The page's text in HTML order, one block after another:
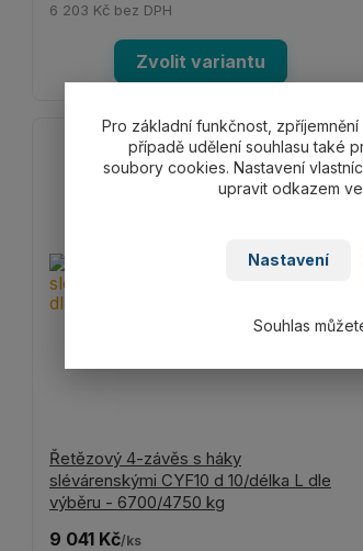
6 203 Kč bez DPH
Zvolit variantu
Řetězový 4-závěs s háky
slévárenskými CYF10 d 10/délka L dle
výběru - 6700/4750 kg
9 041 Kč/ks
Pro základní funkčnost,
případě udělení souhlasu také
soubory cookies. Nastavení
upravit odkazem
Nastavení
Souhlas